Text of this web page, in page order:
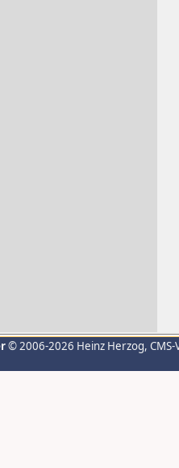
© 2006-2026 Heinz Herzog,